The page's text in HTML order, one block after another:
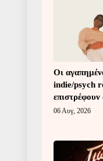
Οι
indie/psych
06 Αυγ, 2026